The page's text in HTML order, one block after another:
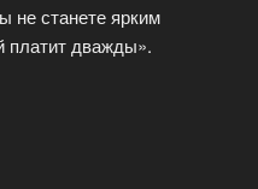
не станете ярким
платит дважды».